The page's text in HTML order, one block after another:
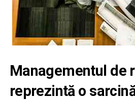
Managementul de
reprezintă o